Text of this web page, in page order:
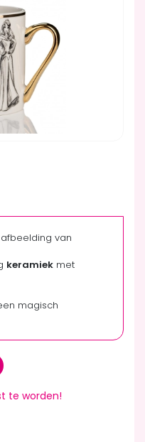
van
keramiek met
magisch
te worden!